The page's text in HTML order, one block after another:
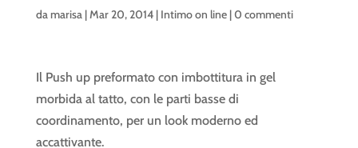
damarisa|Mar 20, 2014| Intimo on line|0 commenti
Il Push up preformato con imbottitura in gel
morbida al tatto, con le parti basse di
coordinamento, per un look moderno ed
accattivante.